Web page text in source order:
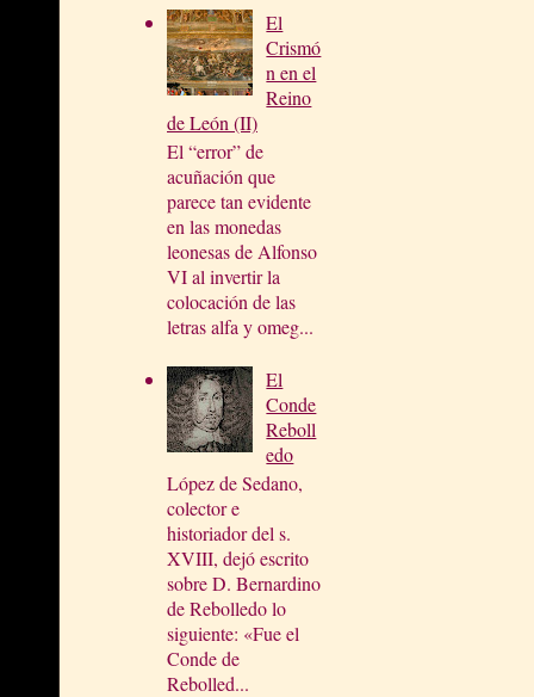
El
Crismó
n en el
Reino
de León (II)
El “error” de
acuñación que
parece tan evidente
en las monedas
leonesas de Alfonso
VI al invertir la
colocación de las
letras alfa y omeg...
El
Conde
Reboll
edo
López de Sedano,
colector e
historiador del s.
XVIII, dejó escrito
sobre D. Bernardino
de Rebolledo lo
siguiente: «Fue el
Conde de
Rebolled...